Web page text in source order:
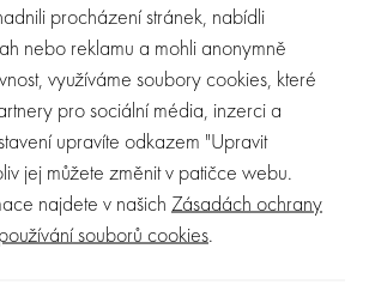
Recenze (0) Zeptejte se
je ideálním pomocníkem pro
děťátka. Dopřejte jemnou masáž
jen jemné chmýří. Kartáč i hřeben jsou
hran, které by mohly být
Zuby hřebínku mají zaoblené konce a
procházení stránek, nabídli
nebo reklamu a mohli anonymně
využíváme soubory cookies, které
pro sociální média, inzerci a
upravíte odkazem "Upravit
jej můžete změnit v patičce webu.
najdete v našich Zásadách ochrany
používání souborů cookies.